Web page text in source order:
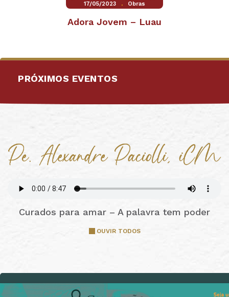
17/05/2023 . Obras
Adora Jovem – Luau
PRÓXIMOS EVENTOS
Curados para amar – A palavra tem poder
OUVIR TODOS